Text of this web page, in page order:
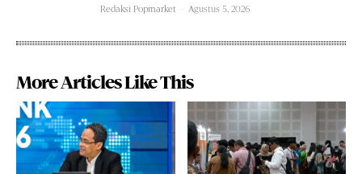
Redaksi Popmarket Agustus 5, 2026
More Articles Like This